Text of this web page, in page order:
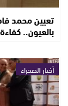
تعيين محمد
بالعيون..
أخبار الصحراء